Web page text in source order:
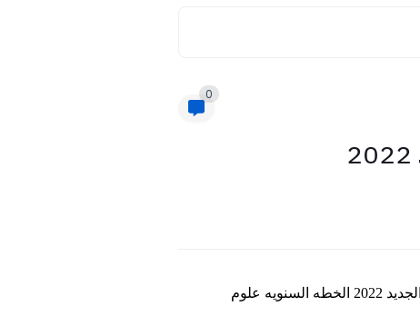
0